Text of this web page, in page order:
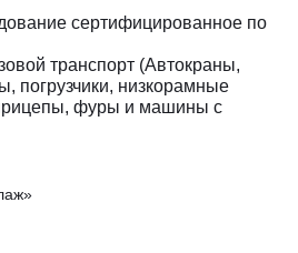
сертифицированное по
транспорт (Автокраны,
погрузчики, низкорамные
фуры и машины с